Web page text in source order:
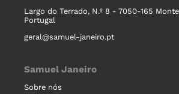
Largo do Terrado, N.º 8 - 7050-165
Portugal
geral@samuel-janeiro.pt
Samuel Janeiro
Sobre nós